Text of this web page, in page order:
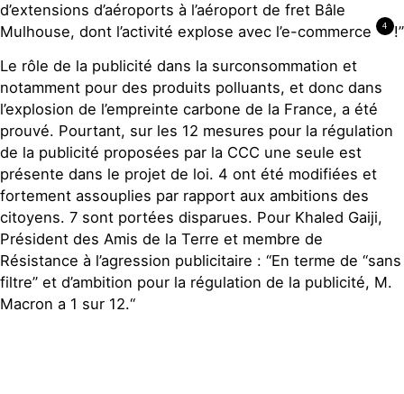
d’extensions d’aéroports à l’aéroport de fret Bâle
Mulhouse, dont l’activité explose avec l’e-commerce
4
!”
Le rôle de la publicité dans la surconsommation et
notamment pour des produits polluants, et donc dans
l’explosion de l’empreinte carbone de la France, a été
prouvé. Pourtant, sur les 12 mesures pour la régulation
de la publicité proposées par la CCC une seule est
présente dans le projet de loi. 4 ont été modifiées et
fortement assouplies par rapport aux ambitions des
citoyens. 7 sont portées disparues. Pour Khaled Gaiji,
Président des Amis de la Terre et membre de
Résistance à l’agression publicitaire : “En terme de “sans
filtre” et d’ambition pour la régulation de la publicité, M.
Macron a 1 sur 12.“